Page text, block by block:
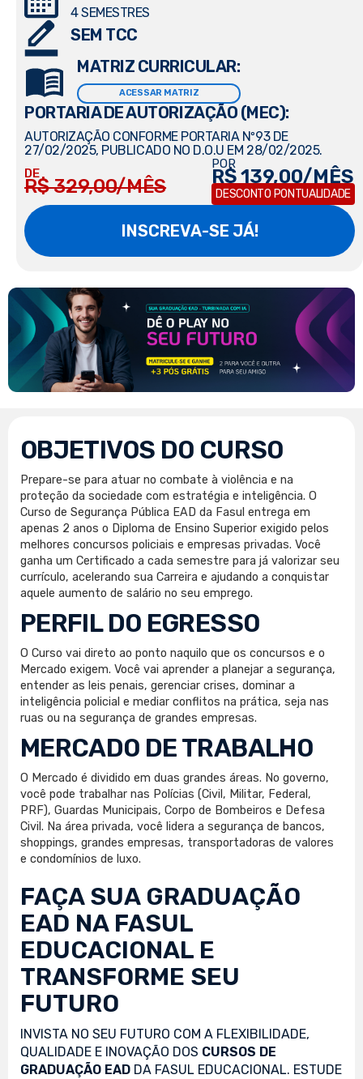
4 SEMESTRES
SEM TCC
MATRIZ CURRICULAR:
ACESSAR MATRIZ
PORTARIA DE AUTORIZAÇÃO (MEC):
AUTORIZAÇÃO CONFORME PORTARIA Nº93 DE
27/02/2025, PUBLICADO NO D.O.U EM 28/02/2025.
DE
R$ 329,00/MÊS
POR
R$ 139,00/MÊS
DESCONTO PONTUALIDADE
INSCREVA-SE JÁ!
OBJETIVOS DO CURSO
Prepare-se para atuar no combate à violência e na
proteção da sociedade com estratégia e inteligência. O
Curso de Segurança Pública EAD da Fasul entrega em
apenas 2 anos o Diploma de Ensino Superior exigido pelos
melhores concursos policiais e empresas privadas. Você
ganha um Certificado a cada semestre para já valorizar seu
currículo, acelerando sua Carreira e ajudando a conquistar
aquele aumento de salário no seu emprego.
PERFIL DO EGRESSO
O Curso vai direto ao ponto naquilo que os concursos e o
Mercado exigem. Você vai aprender a planejar a segurança,
entender as leis penais, gerenciar crises, dominar a
inteligência policial e mediar conflitos na prática, seja nas
ruas ou na segurança de grandes empresas.
MERCADO DE TRABALHO
O Mercado é dividido em duas grandes áreas. No governo,
você pode trabalhar nas Polícias (Civil, Militar, Federal,
PRF), Guardas Municipais, Corpo de Bombeiros e Defesa
Civil. Na área privada, você lidera a segurança de bancos,
shoppings, grandes empresas, transportadoras de valores
e condomínios de luxo.
FAÇA SUA GRADUAÇÃO
EAD NA FASUL
EDUCACIONAL E
TRANSFORME SEU
FUTURO
INVISTA NO SEU FUTURO COM A FLEXIBILIDADE,
QUALIDADE E INOVAÇÃO DOS CURSOS DE
GRADUAÇÃO EAD DA FASUL EDUCACIONAL. ESTUDE